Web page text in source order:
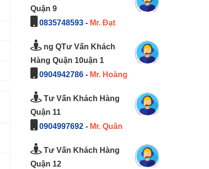
Quận 9
0835748593- Mr. Đạt
ng QTư Vấn Khách
Hàng Quận 10uận 1
0904942786- Mr. Hoàng
Tư Vấn Khách Hàng
Quận 11
0904997692- Mr. Quân
Tư Vấn Khách Hàng
Quận 12